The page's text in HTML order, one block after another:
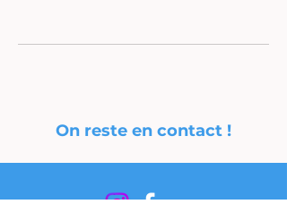
On reste en contact !